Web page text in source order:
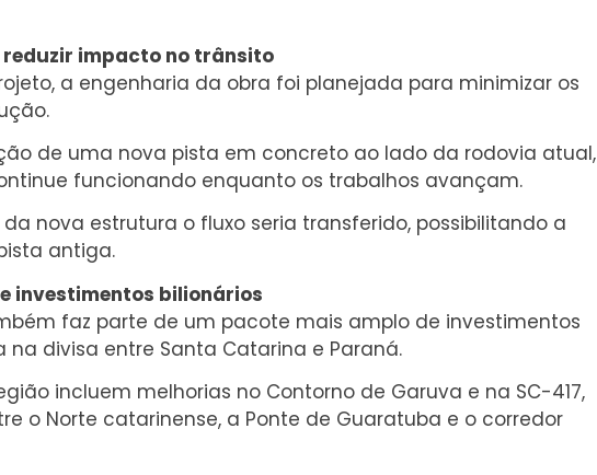
impacto no trânsito
a engenharia da obra foi planejada para minimizar os
de uma nova pista em concreto ao lado da rodovia atual,
funcionando enquanto os trabalhos avançam.
nova estrutura o fluxo seria transferido, possibilitando a
antiga.
investimentos bilionários
faz parte de um pacote mais amplo de investimentos
divisa entre Santa Catarina e Paraná.
incluem melhorias no Contorno de Garuva e na SC-417,
o Norte catarinense, a Ponte de Guaratuba e o corredor